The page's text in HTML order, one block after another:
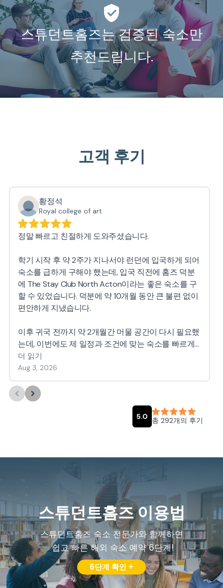
스튜던트홈즈는 검증된 숙소만
추천드립니다.
고객 후기
스튜던트홈즈 이용법
스튜던트홈즈 숙소 전문가와 함께하면
쉽고 빠른 해외 숙소 예약 6단계!
6단계 확인 +